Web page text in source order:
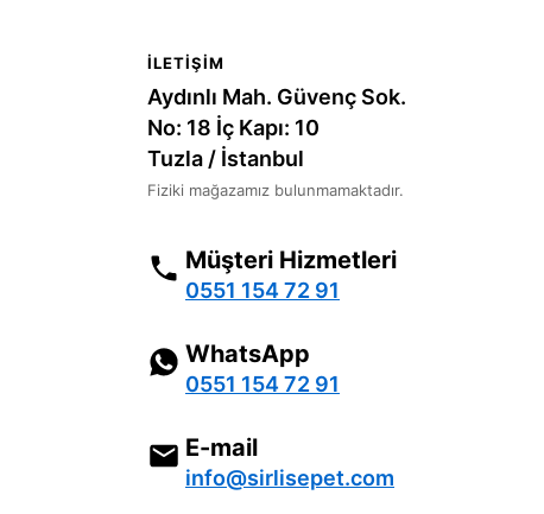
İLETIŞIM
Aydınlı Mah. Güvenç Sok.
No: 18 İç Kapı: 10
Tuzla / İstanbul
Fiziki mağazamız bulunmamaktadır.
Müşteri Hizmetleri
0551 154 72 91
WhatsApp
0551 154 72 91
E-mail
info@sirlisepet.com